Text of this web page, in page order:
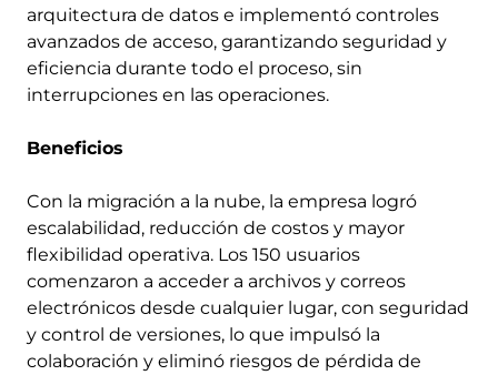
arquitectura de datos e implementó controles
avanzados de acceso, garantizando seguridad y
eficiencia durante todo el proceso, sin
interrupciones en las operaciones.
Beneficios
Con la migración a la nube, la empresa logró
escalabilidad, reducción de costos y mayor
flexibilidad operativa. Los 150 usuarios
comenzaron a acceder a archivos y correos
electrónicos desde cualquier lugar, con seguridad
y control de versiones, lo que impulsó la
colaboración y eliminó riesgos de pérdida de